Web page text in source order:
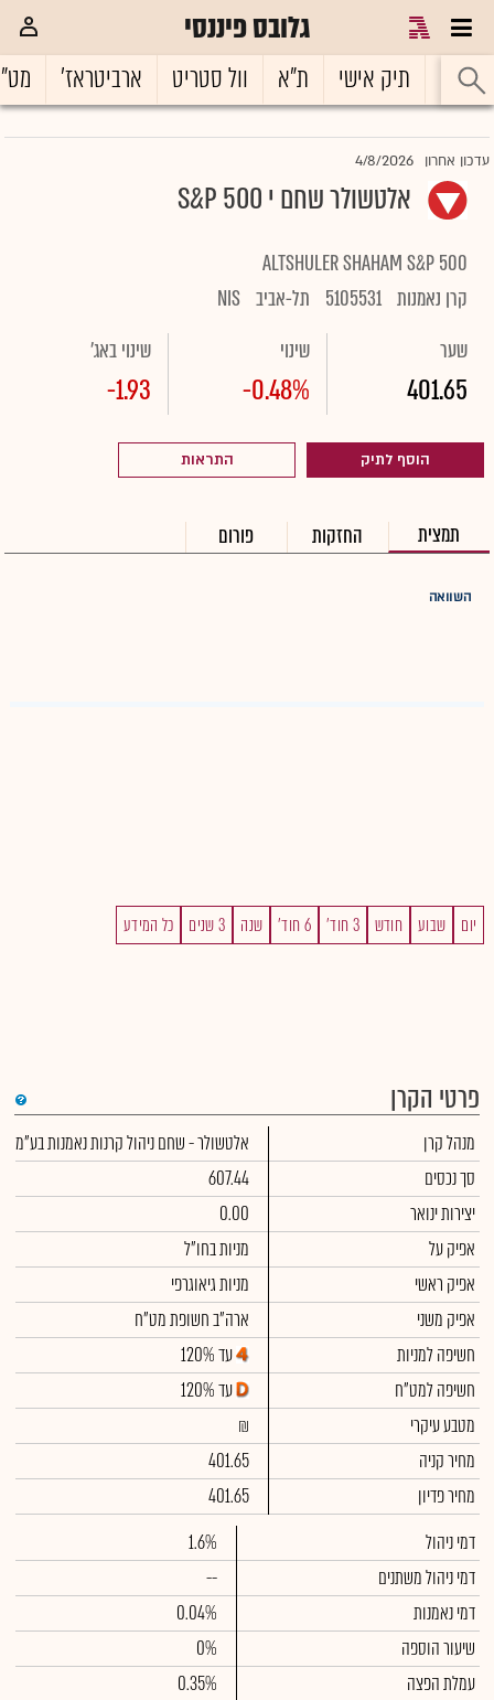
גלובס פיננסי
ראשי תיק אישי ת"א וול סטריט ארביטראז'
עדכון אחרון 4/8/2026
אלטשולר שחם י S&P 500
ALTSHULER SHAHAM S&P 500
קרן נאמנות 5105531 תל-אביב NIS
שער
401.65
שינוי
-0.48%
שינוי באג'
-1.93
הוסף לתיק התראות
תמצית החזקות פורום
השוואה
יום שבוע חודש 3 חוד' 6 חוד' שנה 3 שנים כל המידע
פרטי הקרן
מנהל קרן
אלטשולר - שחם ניהול קרנות נאמנות בע"מ
סך נכסים
607.44
יצירות ינואר
0.00
אפיק על
מניות בחו"ל
אפיק ראשי
מניות גיאוגרפי
אפיק משני
ארה"ב חשופת מט"ח
חשיפה למניות
עד 120%
חשיפה למט"ח
עד 120%
מטבע עיקרי
₪
מחיר קניה
401.65
מחיר פדיון
401.65
דמי ניהול
1.6%
דמי ניהול משתנים
--
דמי נאמנות
0.04%
שיעור הוספה
0%
עמלת הפצה
0.35%